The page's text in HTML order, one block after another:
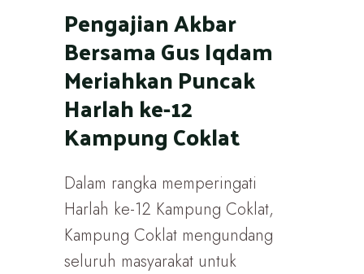
Pengajian Akbar
Bersama Gus Iqdam
Meriahkan Puncak
Harlah ke-12
Kampung Coklat
Dalam rangka memperingati
Harlah ke-12 Kampung Coklat,
Kampung Coklat mengundang
seluruh masyarakat untuk